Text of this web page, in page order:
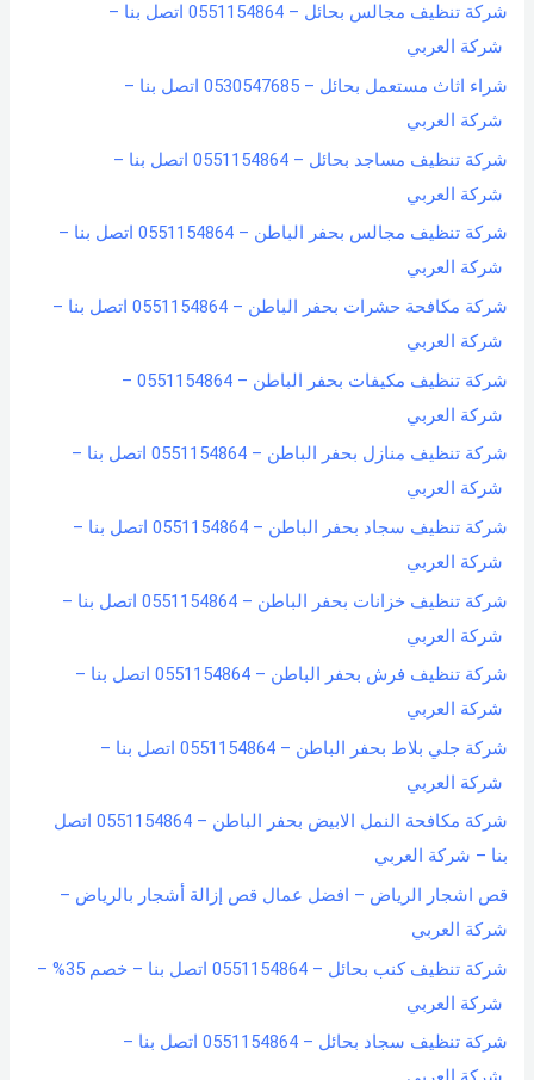
شركة تنظيف مجالس بحائل – 0551154864 اتصل بنا –
شركة العربي
شراء اثاث مستعمل بحائل – 0530547685 اتصل بنا –
شركة العربي
شركة تنظيف مساجد بحائل – 0551154864 اتصل بنا –
شركة العربي
شركة تنظيف مجالس بحفر الباطن – 0551154864 اتصل بنا –
شركة العربي
شركة مكافحة حشرات بحفر الباطن – 0551154864 اتصل بنا –
شركة العربي
شركة تنظيف مكيفات بحفر الباطن – 0551154864 –
شركة العربي
شركة تنظيف منازل بحفر الباطن – 0551154864 اتصل بنا –
شركة العربي
شركة تنظيف سجاد بحفر الباطن – 0551154864 اتصل بنا –
شركة العربي
شركة تنظيف خزانات بحفر الباطن – 0551154864 اتصل بنا –
شركة العربي
شركة تنظيف فرش بحفر الباطن – 0551154864 اتصل بنا –
شركة العربي
شركة جلي بلاط بحفر الباطن – 0551154864 اتصل بنا –
شركة العربي
شركة مكافحة النمل الابيض بحفر الباطن – 0551154864 اتصل
بنا – شركة العربي
قص اشجار الرياض – افضل عمال قص إزالة أشجار بالرياض –
شركة العربي
شركة تنظيف كنب بحائل – 0551154864 اتصل بنا – خصم 35% –
شركة العربي
شركة تنظيف سجاد بحائل – 0551154864 اتصل بنا –